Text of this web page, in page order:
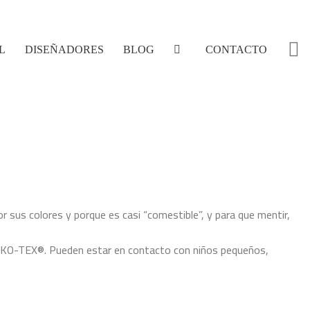
DISEÑADORES BLOG CONTACTO
colores y porque es casi “comestible”, y para que mentir,
TEX®. Pueden estar en contacto con niños pequeños,